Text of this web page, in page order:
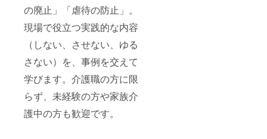
の廃止」「虐待の防止」。
現場で役立つ実践的な内容
（しない、させない、ゆる
さない）を、事例を交えて
学びます。介護職の方に限
らず、未経験の方や家族介
護中の方も歓迎です。